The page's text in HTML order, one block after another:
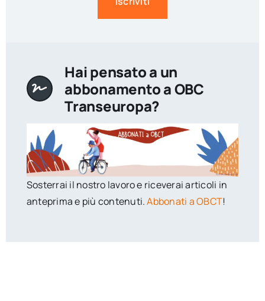
Hai pensato a un
abbonamento a OBC
Transeuropa?
Sosterrai il nostro lavoro e riceverai articoli in
anteprima e più contenuti.Abbonati a OBCT!